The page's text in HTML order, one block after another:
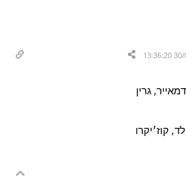
גרין
קוז׳יקרו